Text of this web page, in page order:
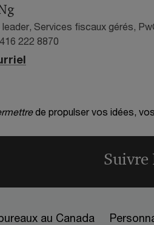
Services fiscaux gérés,
222 8870
de propulser vos idées,
Suivre
au Canada